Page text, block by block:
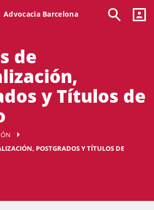
Advocacia Barcelona
de
y Títulos de
POSTGRADOS Y TÍTULOS DE